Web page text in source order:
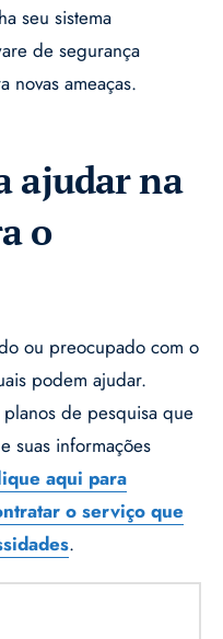
seu sistema
de segurança
novas ameaças.
ajudar na
o
ou preocupado com o
podem ajudar.
de pesquisa que
suas informações
aqui para
o serviço que
.